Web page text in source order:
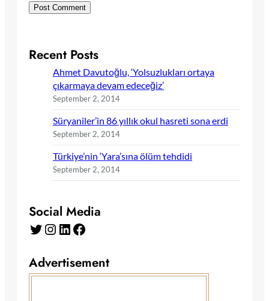
Recent Posts
Ahmet Davutoğlu, ‘Yolsuzlukları ortaya
çıkarmaya devam edeceğiz’
September 2, 2014
Süryaniler’in 86 yıllık okul hasreti sona erdi
September 2, 2014
Türkiye’nin ‘Yara’sına ölüm tehdidi
September 2, 2014
Social Media
Twitter Instagram LinkedIn Facebook
Advertisement